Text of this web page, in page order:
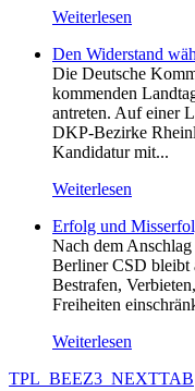
Weiterlesen
Den Widerstand
Die Deutsche
kommenden
antreten. Auf einer
DKP-Bezirke
Kandidatur mit...
Weiterlesen
Erfolg und
Nach dem
Berliner CSD bleibt
Bestrafen,
Freiheiten
Weiterlesen
TPL_BEEZ3_NEXTTAB